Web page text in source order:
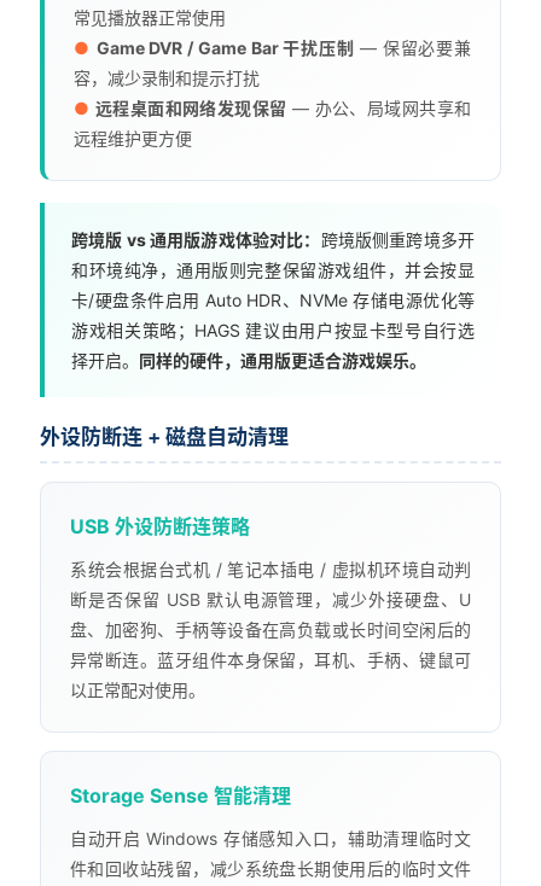
常见播放器正常使用
● Game DVR / Game Bar 干扰压制 — 保留必要兼
容，减少录制和提示打扰
● 远程桌面和网络发现保留 — 办公、局域网共享和
远程维护更方便
跨境版 vs 通用版游戏体验对比： 跨境版侧重跨境多开
和环境纯净，通用版则完整保留游戏组件，并会按显
卡/硬盘条件启用 Auto HDR、NVMe 存储电源优化等
游戏相关策略；HAGS 建议由用户按显卡型号自行选
择开启。 同样的硬件，通用版更适合游戏娱乐。
外设防断连 + 磁盘自动清理
USB 外设防断连策略
系统会根据台式机 / 笔记本插电 / 虚拟机环境自动判
断是否保留 USB 默认电源管理，减少外接硬盘、U
盘、加密狗、手柄等设备在高负载或长时间空闲后的
异常断连。蓝牙组件本身保留，耳机、手柄、键鼠可
以正常配对使用。
Storage Sense 智能清理
自动开启 Windows 存储感知入口，辅助清理临时文
件和回收站残留，减少系统盘长期使用后的临时文件